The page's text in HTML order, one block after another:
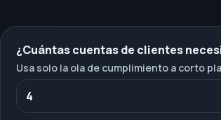
¿Cuántas cuentas de clientes
Usa solo la ola de cumplimiento a corto